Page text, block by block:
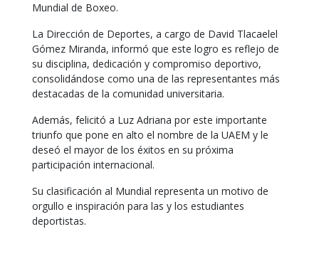
Mundial de Boxeo.
La Dirección de Deportes, a cargo de David Tlacaelel
Gómez Miranda, informó que este logro es reflejo de
su disciplina, dedicación y compromiso deportivo,
consolidándose como una de las representantes más
destacadas de la comunidad universitaria.
Además, felicitó a Luz Adriana por este importante
triunfo que pone en alto el nombre de la UAEM y le
deseó el mayor de los éxitos en su próxima
participación internacional.
Su clasificación al Mundial representa un motivo de
orgullo e inspiración para las y los estudiantes
deportistas.